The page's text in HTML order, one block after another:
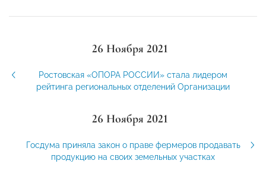
26 Ноября 2021
Ростовская «ОПОРА РОССИИ» стала лидером
рейтинга региональных отделений Организации
26 Ноября 2021
Госдума приняла закон о праве фермеров продавать
продукцию на своих земельных участках